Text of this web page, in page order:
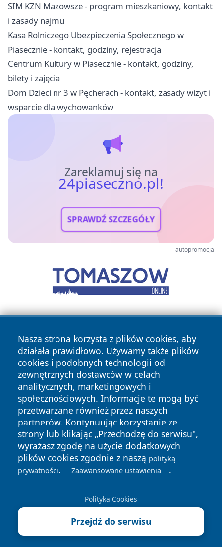
SIM KZN Mazowsze - program mieszkaniowy, kontakt
i zasady najmu
Kasa Rolniczego Ubezpieczenia Społecznego w
Piasecznie - kontakt, godziny, rejestracja
Centrum Kultury w Piasecznie - kontakt, godziny,
bilety i zajęcia
Dom Dzieci nr 3 w Pęcherach - kontakt, zasady wizyt i
wsparcie dla wychowanków
Zareklamuj się na
24piaseczno.pl!
SPRAWDŹ SZCZEGÓŁY
autopromocja
Nasza strona korzysta z plików cookies, aby
działała prawidłowo. Używamy także plików
cookies i podobnych technologii od
zewnętrznych dostawców w celach
analitycznych, marketingowych i
społecznościowych. Informacje te mogą być
przetwarzane również przez naszych
partnerów. Kontynuując korzystanie ze
strony lub klikając „Przechodzę do serwisu",
wyrażasz zgodę na użycie dodatkowych
plików cookies zgodnie z naszą polityką
prywatności. Zaawansowane ustawienia .
Polityka Cookies
Przejdź do serwisu
Copyright © 2026 24piaseczno.pl Wszystkie prawa
zastrzeżone.
News Autorzy
Polityka
Prywatności
Polityka
Cookies